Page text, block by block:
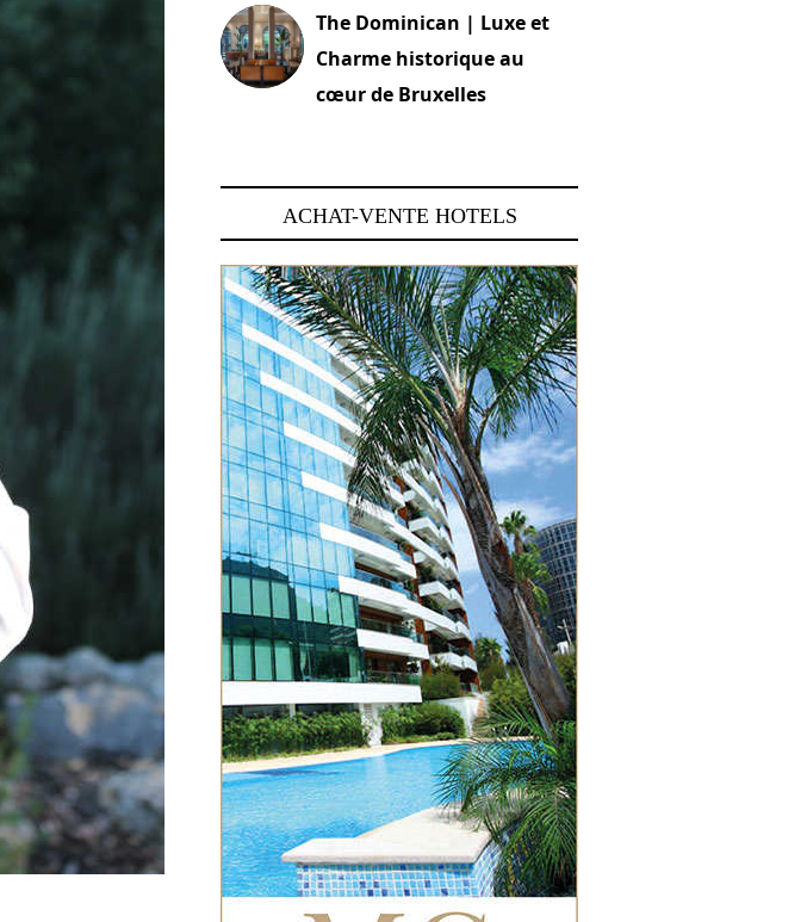
The Dominican | Luxe et
Charme historique au
cœur de Bruxelles
ACHAT-VENTE HOTELS